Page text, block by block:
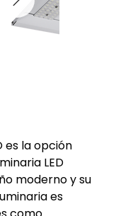
es la opción
LED
moderno y su
es